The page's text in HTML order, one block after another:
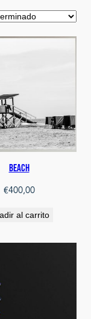
Beach
€400,00
al carrito